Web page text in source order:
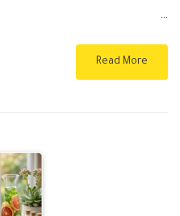
…
Read More